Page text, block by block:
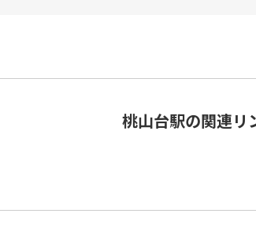
桃山台駅の関連リ